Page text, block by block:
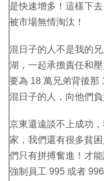
是快速增多！這樣下
被市場無情淘汰！
混日子的人不是我的
湖，一起承擔責任和
要為 18 萬兄弟背後那
混日子的人，向他們
京東還遠談不上成功
家，我們還有很多貧
們只有拼搏奮進！才
強制員工 995 或者